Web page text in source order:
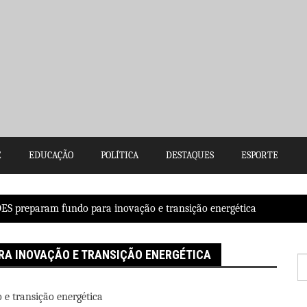
EDUCAÇÃO POLÍTICA DESTAQUES ESPORTE
preparam fundo para inovação e transição energética
INOVAÇÃO E TRANSIÇÃO ENERGÉTICA